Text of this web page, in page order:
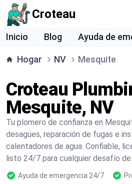
Croteau
Inicio Blog Ayuda de
Hogar NV Mesquite
Croteau
Mesquite, NV
Tu plomero de confianza en
desagües, reparación de fugas e
calentadores de agua. Confiable,
listo 24/7 para cualquier desafío de
Ayuda de emergencia 24/7